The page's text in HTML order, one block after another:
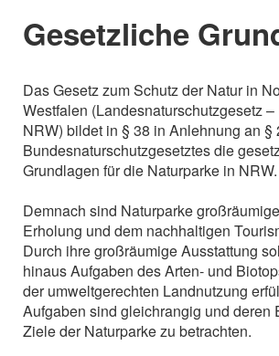
Gesetzliche
Das Gesetz zum Schutz der Natur in
Westfalen (Landesnaturschutzgesetz
NRW) bildet in § 38 in Anlehnung an §
Bundesnaturschutzgesetztes die
Grundlagen für die Naturparke in NRW.
Demnach sind Naturparke
Erholung und dem nachhaltigen
Durch ihre großräumige Ausstattung
hinaus Aufgaben des Arten- und
der umweltgerechten Landnutzung
Aufgaben sind gleichrangig und deren
Ziele der Naturparke zu betrachten.